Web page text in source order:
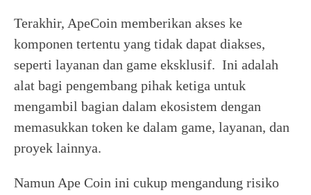
Terakhir, ApeCoin memberikan akses ke
komponen tertentu yang tidak dapat diakses,
seperti layanan dan game eksklusif. Ini adalah
alat bagi pengembang pihak ketiga untuk
mengambil bagian dalam ekosistem dengan
memasukkan token ke dalam game, layanan, dan
proyek lainnya.
Namun Ape Coin ini cukup mengandung risiko